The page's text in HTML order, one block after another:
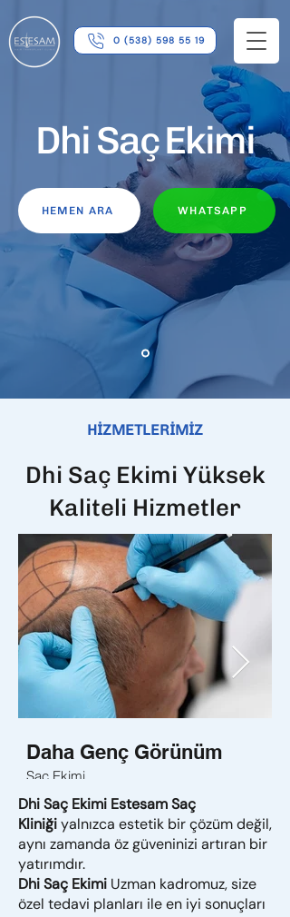
0 (538) 598 55 19
Dhi Saç Ekimi
HEMEN ARA WHATSAPP
HİZMETLERİMİZ
Dhi Saç Ekimi Yüksek
Kaliteli Hizmetler
Daha Genç Görünüm
Saç Ekimi
Dhi Saç Ekimi Estesam Saç
Kliniğiyalnızca estetik bir çözüm değil,
aynı zamanda öz güveninizi artıran bir
yatırımdır.
Dhi Saç Ekimi Uzman kadromuz, size
özel tedavi planları ile en iyi sonuçları